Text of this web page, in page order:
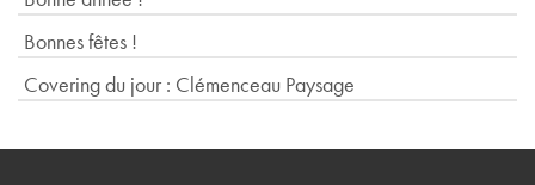
Bonnes fêtes !
Covering du jour : Clémenceau Paysage